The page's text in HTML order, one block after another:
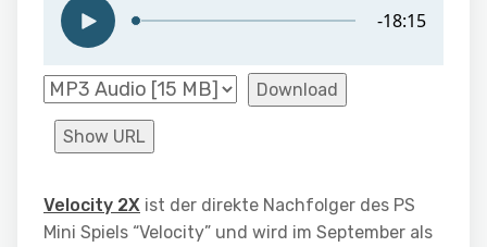
Download
Show URL
Velocity 2X ist der direkte Nachfolger des PS
Mini Spiels “Velocity” und wird im September als